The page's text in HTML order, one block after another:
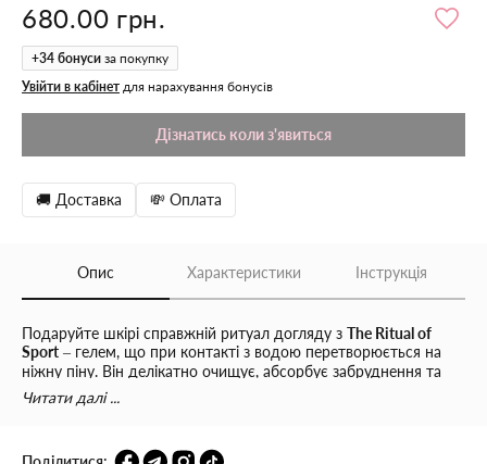
680.00 грн.
+34 бонуси за покупку
Увійти в кабінет для нарахування бонусів
Дізнатись коли з'явиться
🚚 Доставка 💸 Оплата
Опис Характеристики Інструкція
Подаруйте шкірі справжній ритуал догляду з The Ritual of
Sport – гелем, що при контакті з водою перетворюється на
ніжну піну. Він делікатно очищує, абсорбує забруднення та
знімає запалення, залишаючи шкіру м’якою та зволоженою.
Читати далі ...